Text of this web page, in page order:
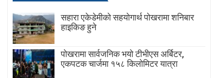
सहारा एकेडेमीको सहयोगार्थ पोखरामा शनिबार
हाइकिङ हुने
पोखरामा सार्वजनिक भयो टीभीएस अर्बिटर,
एकपटक चार्जमा १५८ किलोमिटर यात्रा